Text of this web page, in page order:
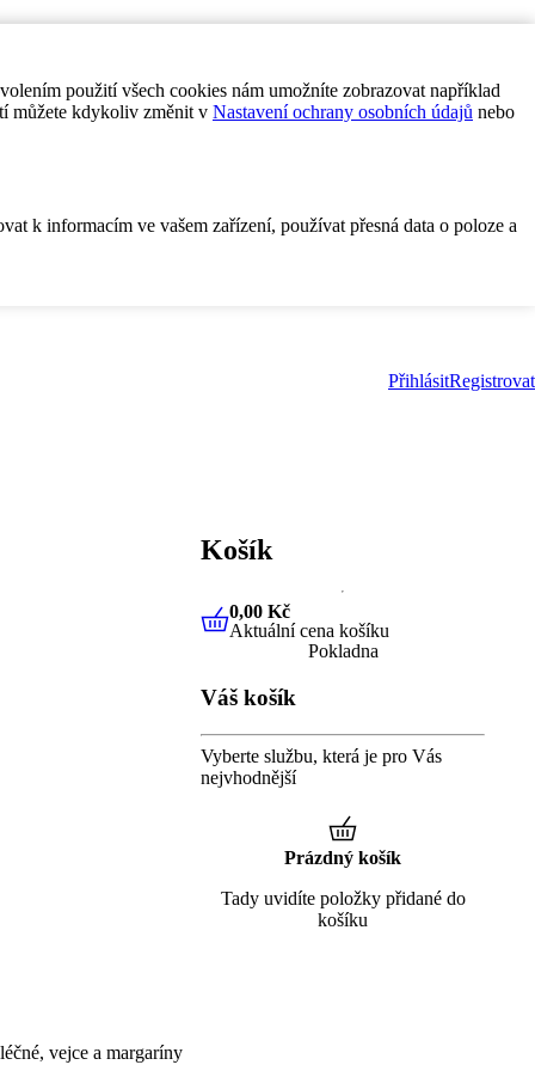
použití všech cookies nám umožníte zobrazovat například
můžete kdykoliv změnit v Nastavení ochrany osobních údajů nebo
k informacím ve vašem zařízení, používat přesná data o poloze a
PřihlásitRegistrovat
vejce a margaríny
Košík
0,00 KčAktuální cena košíku
0,00 Kč
Aktuální cena košíku
Pokladna
Váš košík
Vyberte službu, která je pro Vás
nejvhodnější
Prázdný košík
Tady uvidíte položky přidané do
košíku